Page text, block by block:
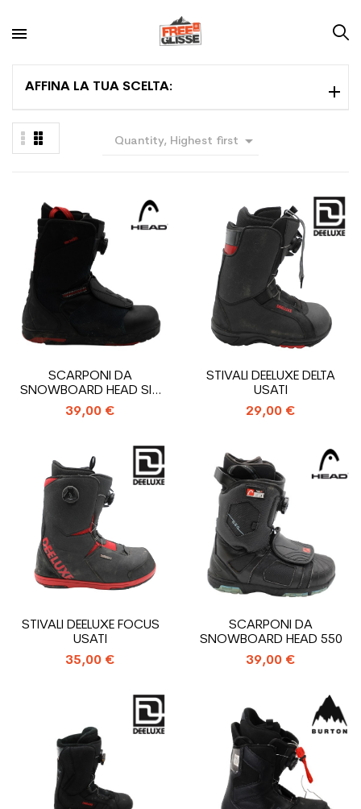
AFFINA LA TUA SCELTA:
Quantity, Highest first 
SCARPONI DA
SNOWBOARD HEAD SIX
00
39,00 €
STIVALI DEELUXE DELTA
USATI
29,00 €
STIVALI DEELUXE FOCUS
USATI
35,00 €
SCARPONI DA
SNOWBOARD HEAD 550
39,00 €